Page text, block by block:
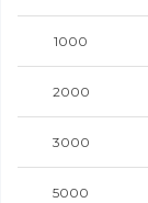
1000
2000
3000
5000